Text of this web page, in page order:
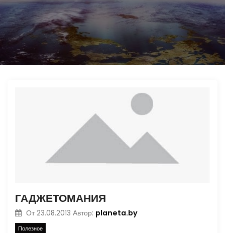
ГАДЖЕТОМАНИЯ
От 23.08.2013 Автор: planeta.by
Полезное